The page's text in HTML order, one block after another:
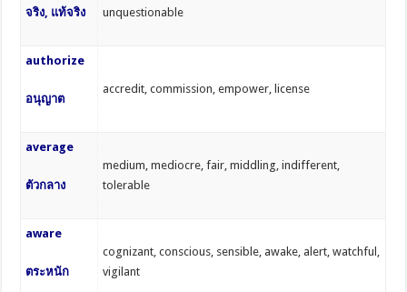
จริง, แท้จริง
unquestionable
authorize
อนุญาต
accredit, commission, empower, license
average
ตัวกลาง
medium, mediocre, fair, middling, indifferent,
tolerable
aware
ตระหนัก
cognizant, conscious, sensible, awake, alert, watchful,
vigilant